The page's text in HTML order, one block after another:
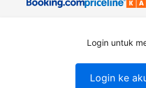
Login untuk
Login ke